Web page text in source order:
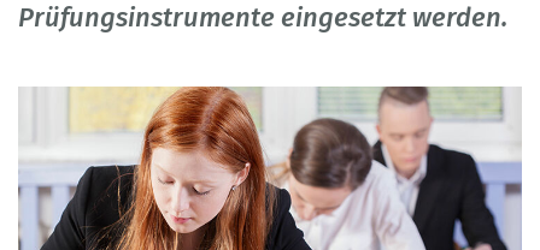
Prüfungsinstrumente eingesetzt werden.